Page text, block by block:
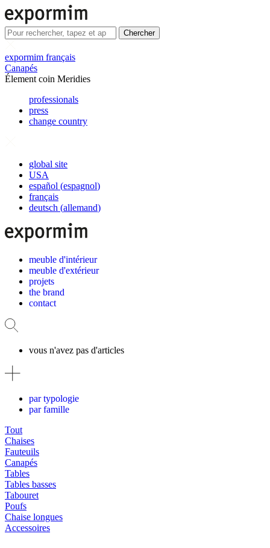
Chercher
expormim français
Canapés
Élement coin Meridies
professionals
press
change country
global site
USA
español (espagnol)
français
deutsch (allemand)
meuble d'intérieur
meuble d'extérieur
projets
the brand
contact
vous n'avez pas d'articles
par typologie
par famille
Tout
Chaises
Fauteuils
Canapés
Tables
Tables basses
Tabouret
Poufs
Chaise longues
Accessoires